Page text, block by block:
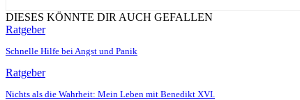
DIESES KÖNNTE DIR AUCH GEFALLEN
Ratgeber
Schnelle Hilfe bei Angst und Panik
Ratgeber
Nichts als die Wahrheit: Mein Leben mit Benedikt XVI.